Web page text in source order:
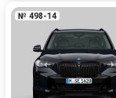
№ 498-14